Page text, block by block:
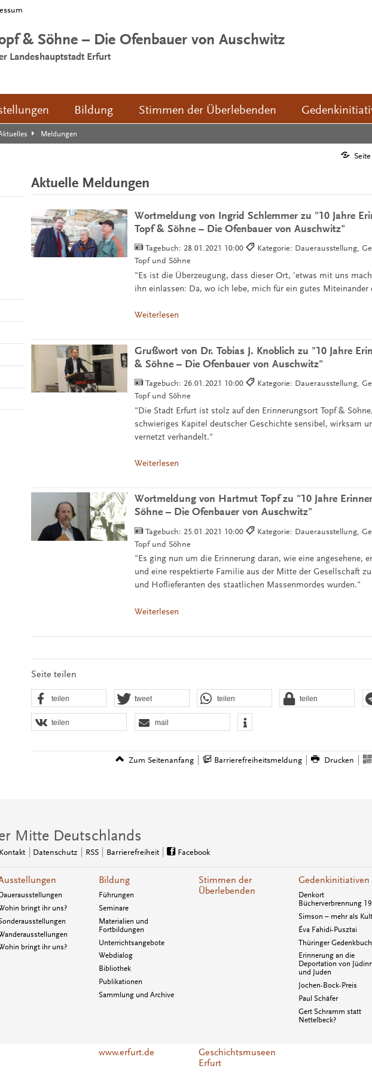
& Söhne – Die Ofenbauer von Auschwitz
Landeshauptstadt Erfurt
Bildung Stimmen der Überlebenden
Meldungen
Aktuelle Meldungen
Wortmeldung von Ingrid Schlemmer zu "10 Jahre
Topf & Söhne – Die Ofenbauer von Auschwitz"
Tagebuch: 28.01.2021 10:00
Kategorie: Dauerausstellung,
Topf und Söhne
"Es ist die Überzeugung, dass dieser Ort, 'etwas mit uns
ihn einlassen: Da, wo ich lebe, mich für ein gutes Miteinander
Weiterlesen
Grußwort von Dr. Tobias J. Knoblich zu "10 Jahre
& Söhne – Die Ofenbauer von Auschwitz"
Tagebuch: 26.01.2021 10:00
Kategorie: Dauerausstellung,
Topf und Söhne
"Die Stadt Erfurt ist stolz auf den Erinnerungsort Topf &
schwieriges Kapitel deutscher Geschichte sensibel, wirksam
vernetzt verhandelt."
Weiterlesen
Wortmeldung von Hartmut Topf zu "10 Jahre
Söhne – Die Ofenbauer von Auschwitz"
Tagebuch: 25.01.2021 10:00
Kategorie: Dauerausstellung,
Topf und Söhne
"Es ging nun um die Erinnerung daran, wie eine angesehene,
und eine respektierte Familie aus der Mitte der Gesellschaft
und Hoflieferanten des staatlichen Massenmordes wurden."
Weiterlesen
Seite teilen
teilen tweet teilen teilen
teilen mail
Zum Seitenanfang Barrierefreiheitsmeldung Drucken
Mitte Deutschlands
Kontakt Datenschutz RSS Barrierefreiheit Facebook
Dauerausstellungen
bringt ihr uns?
bringt ihr uns?
Bildung
Führungen
Seminare
Materialien und
Fortbildungen
Unterrichtsangebote
Webdialog
Bibliothek
Publikationen
Sammlung und Archive
Stimmen der
Überlebenden
Gedenkinitiativen
Denkort
Bücherverbrennung
Simson – mehr als Kult
Éva Fahidi-Pusztai
Thüringer Gedenkbuch
Erinnerung an die
Deportation von
und Juden
Jochen-Bock-Preis
Paul Schäfer
Gert Schramm statt
Nettelbeck?
www.erfurt.de
Geschichtsmuseen
Erfurt